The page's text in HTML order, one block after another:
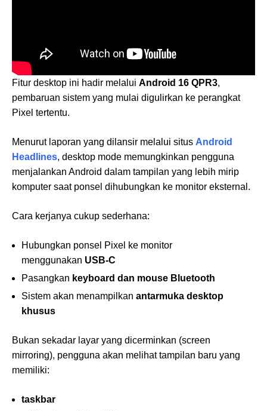
Fitur desktop ini hadir melalui Android 16 QPR3,
pembaruan sistem yang mulai digulirkan ke perangkat
Pixel tertentu.
Menurut laporan yang dilansir melalui situs Android
Headlines, desktop mode memungkinkan pengguna
menjalankan Android dalam tampilan yang lebih mirip
komputer saat ponsel dihubungkan ke monitor eksternal.
Cara kerjanya cukup sederhana:
Hubungkan ponsel Pixel ke monitor
menggunakan USB-C
Pasangkan keyboard dan mouse Bluetooth
Sistem akan menampilkan antarmuka desktop
khusus
Bukan sekadar layar yang dicerminkan (screen
mirroring), pengguna akan melihat tampilan baru yang
memiliki:
taskbar